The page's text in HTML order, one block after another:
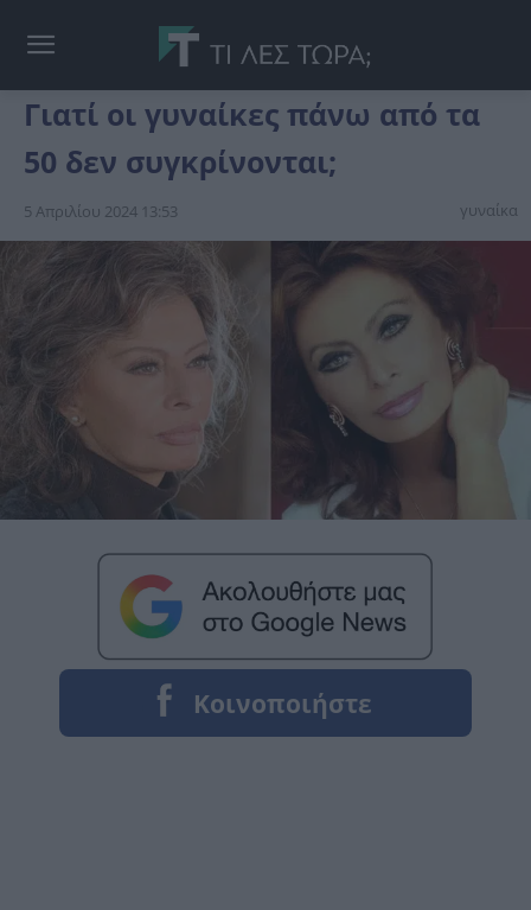
Γιατί οι γυναίκες πάνω από τα
50 δεν συγκρίνονται;
5 Απριλίου 2024 13:53 γυναίκα